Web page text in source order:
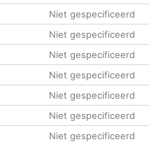
Niet gespecificeerd
Niet gespecificeerd
Niet gespecificeerd
Niet gespecificeerd
Niet gespecificeerd
Niet gespecificeerd
Niet gespecificeerd